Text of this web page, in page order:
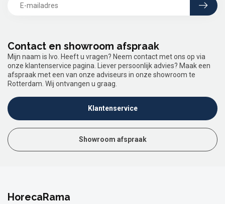
Contact en showroom afspraak
Mijn naam is Ivo. Heeft u vragen? Neem contact met ons op via
onze klantenservice pagina. Liever persoonlijk advies? Maak een
afspraak met een van onze adviseurs in onze showroom te
Rotterdam. Wij ontvangen u graag.
Klantenservice
Showroom afspraak
HorecaRama